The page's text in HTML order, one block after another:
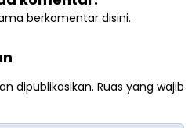
berkomentar disini.
dipublikasikan. Ruas yang wajib